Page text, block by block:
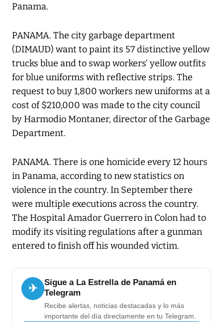
Panama.
PANAMA. The city garbage department
(DIMAUD) want to paint its 57 distinctive yellow
trucks blue and to swap workers’ yellow outfits
for blue uniforms with reflective strips. The
request to buy 1,800 workers new uniforms at a
cost of $210,000 was made to the city council
by Harmodio Montaner, director of the Garbage
Department.
PANAMA. There is one homicide every 12 hours
in Panama, according to new statistics on
violence in the country. In September there
were multiple executions across the country.
The Hospital Amador Guerrero in Colon had to
modify its visiting regulations after a gunman
entered to finish off his wounded victim.
✈
Sigue a La Estrella de Panamá en
Telegram
Recibe alertas, noticias destacadas y lo más
importante del día directamente en tu Telegram.